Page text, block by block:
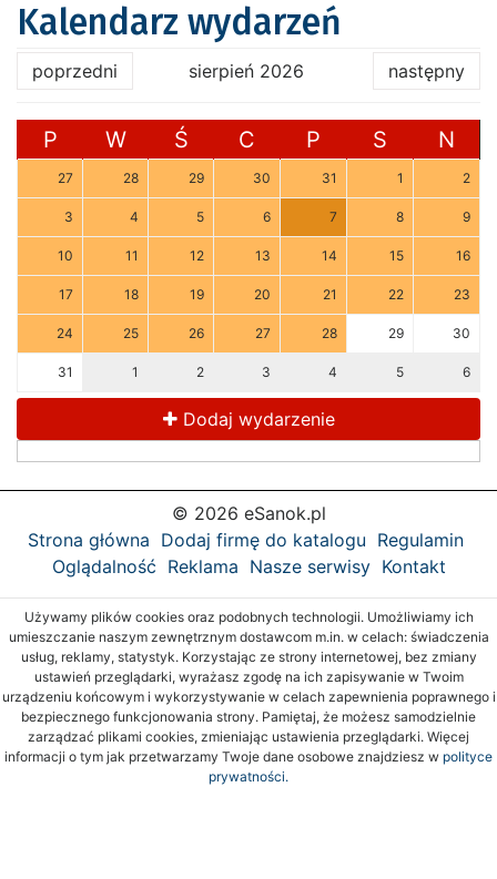
Kalendarz wydarzeń
poprzedni sierpień 2026 następny
P W Ś C P S N
27 28 29 30 31 1 2
3 4 5 6 7 8 9
10 11 12 13 14 15 16
17 18 19 20 21 22 23
24 25 26 27 28 29 30
31 1 2 3 4 5 6
Dodaj wydarzenie
© 2026 eSanok.pl
Strona główna Dodaj firmę do katalogu Regulamin
Oglądalność Reklama Nasze serwisy Kontakt
Używamy plików cookies oraz podobnych technologii. Umożliwiamy ich
umieszczanie naszym zewnętrznym dostawcom m.in. w celach: świadczenia
usług, reklamy, statystyk. Korzystając ze strony internetowej, bez zmiany
ustawień przeglądarki, wyrażasz zgodę na ich zapisywanie w Twoim
urządzeniu końcowym i wykorzystywanie w celach zapewnienia poprawnego i
bezpiecznego funkcjonowania strony. Pamiętaj, że możesz samodzielnie
zarządzać plikami cookies, zmieniając ustawienia przeglądarki. Więcej
informacji o tym jak przetwarzamy Twoje dane osobowe znajdziesz w polityce
prywatności.